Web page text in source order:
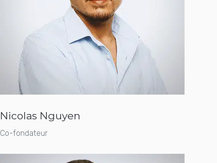
Nicolas Nguyen
Co-fondateur